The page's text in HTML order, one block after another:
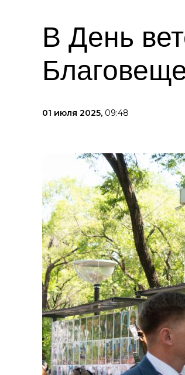
В День
01 июля 2025, 09:48